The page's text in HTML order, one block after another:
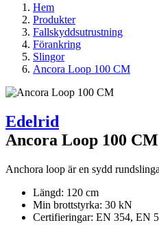
Hem
Produkter
Fallskyddsutrustning
Förankring
Slingor
Ancora Loop 100 CM
Edelrid
Ancora Loop 100 CM
Anchora loop är en sydd
Längd: 120 cm
Min brottstyrka: 30 kN
Certifieringar: EN 354, EN